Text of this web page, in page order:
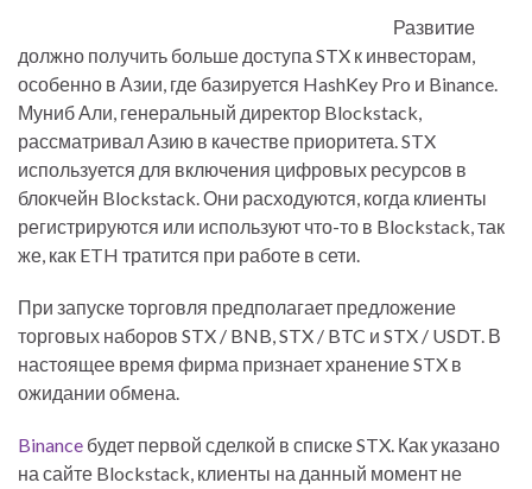
Развитие
должно получить больше доступа STX к инвесторам,
особенно в Азии, где базируется HashKey Pro и Binance.
Муниб Али, генеральный директор Blockstack,
рассматривал Азию в качестве приоритета. STX
используется для включения цифровых ресурсов в
блокчейн Blockstack. Они расходуются, когда клиенты
регистрируются или используют что-то в Blockstack, так
же, как ETH тратится при работе в сети.
При запуске торговля предполагает предложение
торговых наборов STX / BNB, STX / BTC и STX / USDT. В
настоящее время фирма признает хранение STX в
ожидании обмена.
Binance будет первой сделкой в ​​списке STX. Как указано
на сайте Blockstack, клиенты на данный момент не